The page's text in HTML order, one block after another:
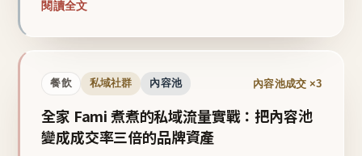
閱讀全文
餐飲 私域社群 內容池 內容池成交 ×3
全家 Fami 煮煮的私域流量實戰：把內容池
變成成交率三倍的品牌資產